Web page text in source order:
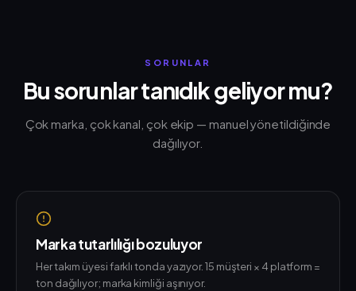
SORUNLAR
Bu sorunlar tanıdık geliyor mu?
Çok marka, çok kanal, çok ekip — manuel yönetildiğinde
dağılıyor.
Marka tutarlılığı bozuluyor
Her takım üyesi farklı tonda yazıyor. 15 müşteri × 4 platform =
ton dağılıyor; marka kimliği aşınıyor.